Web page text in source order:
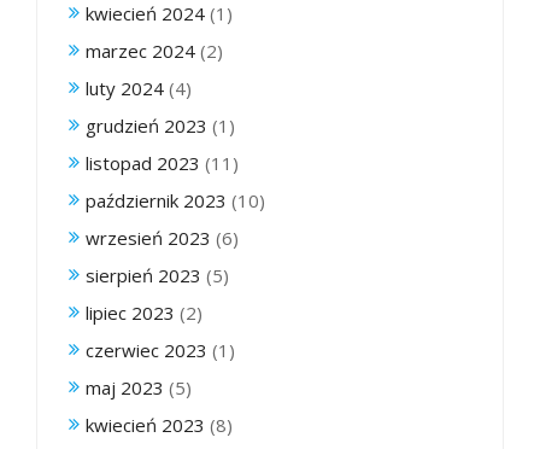
kwiecień 2024 (1)
marzec 2024 (2)
luty 2024 (4)
grudzień 2023 (1)
listopad 2023 (11)
październik 2023 (10)
wrzesień 2023 (6)
sierpień 2023 (5)
lipiec 2023 (2)
czerwiec 2023 (1)
maj 2023 (5)
kwiecień 2023 (8)